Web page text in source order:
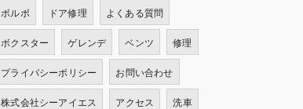
ボルボ ドア修理 よくある質問
ボクスター ゲレンデ ベンツ 修理
プライバシーポリシー お問い合わせ
株式会社シーアイエス アクセス 洗車